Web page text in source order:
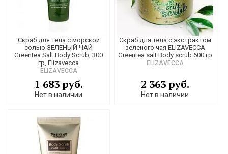
Скраб для тела с морской
солью ЗЕЛЕНЫЙ ЧАЙ
Greentea Salt Body Scrub, 300
гр, Elizavecca
ELIZAVECCA
1 683 руб.
Нет в наличии
Скраб для тела с экстрактом
зеленого чая ELIZAVECCA
Greentea salt Body scrub 600 гр
ELIZAVECCA
2 363 руб.
Нет в наличии